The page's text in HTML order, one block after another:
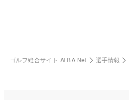
ゴルフ総合サイト ALBA Net 選手情報